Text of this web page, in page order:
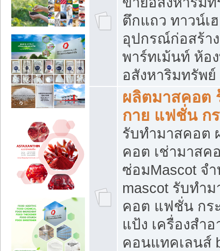
ตึกแถว ทาวน์เ
อุปกรณ์ก่อสร้า
พาร์ทเม้นท์ ห้อ
อสังหาริมทรัพ
ผลิตมาสคอต
กาย แฟชั่น กร
รับทำมาสคอต
คอต เช่ามาสค
ซ่อมMascot จ
mascot รับทำ
คอต แฟชั่น กระ
แป้ง เครื่องสำ
คอนแทคเลนส์